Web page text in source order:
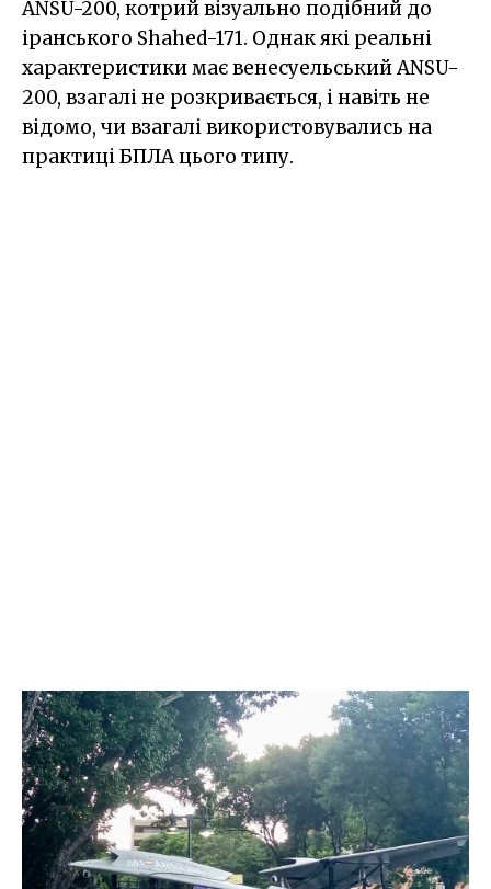
ANSU-200, котрий візуально подібний до
іранського Shahed-171. Однак які реальні
характеристики має венесуельський ANSU-
200, взагалі не розкривається, і навіть не
відомо, чи взагалі використовувались на
практиці БПЛА цього типу.